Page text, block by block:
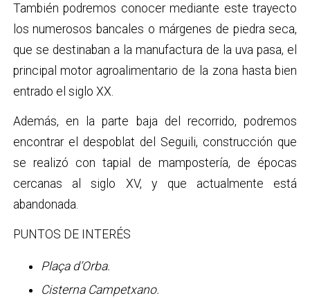
También podremos conocer mediante este trayecto
los numerosos bancales o márgenes de piedra seca,
que se destinaban a la manufactura de la uva pasa, el
principal motor agroalimentario de la zona hasta bien
entrado el siglo XX.
Además, en la parte baja del recorrido, podremos
encontrar el despoblat del Seguili, construcción que
se realizó con tapial de mampostería, de épocas
cercanas al siglo XV, y que actualmente está
abandonada.
PUNTOS DE INTERÉS
Plaça d’Orba.
Cisterna Campetxano.